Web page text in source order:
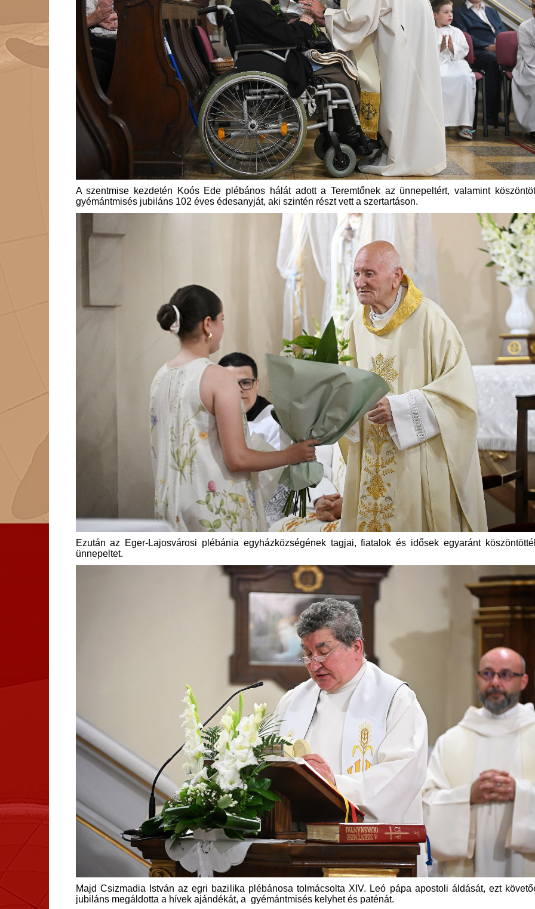
A szentmise kezdetén Koós Ede plébános hálát adott a Teremtőnek az ünnepeltért, valamint
gyémántmisés jubiláns 102 éves édesanyját, aki szintén részt vett a szertartáson.
Ezután az Eger-Lajosvárosi plébánia egyházközségének tagjai, fiatalok és idősek egyaránt
ünnepeltet.
Majd Csizmadia István az egri bazilika plébánosa tolmácsolta XIV. Leó pápa apostoli áldását, ezt
jubiláns megáldotta a hívek ajándékát, a gyémántmisés kelyhet és paténát.